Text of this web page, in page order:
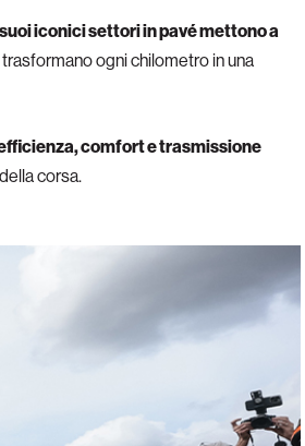
iconici settori in pavé mettono a
ogni chilometro in una
comfort e trasmissione
corsa.